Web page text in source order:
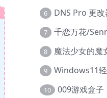
6
7
8
9
10 009游戏盒子